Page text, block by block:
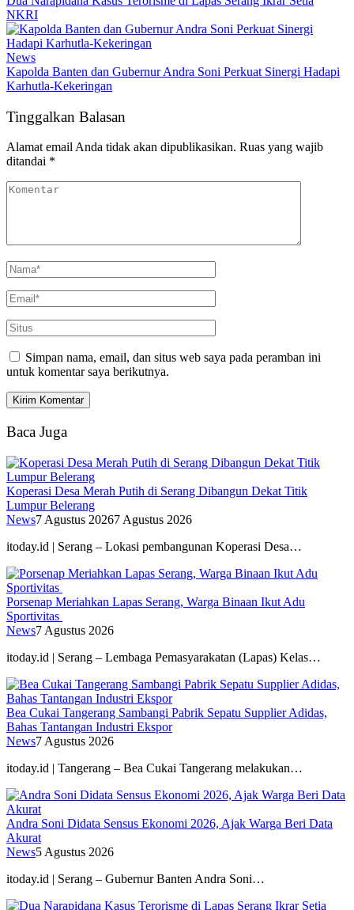
NKRI
News
Kapolda Banten dan Gubernur Andra Soni Perkuat Sinergi Hadapi
Karhutla-Kekeringan
Tinggalkan Balasan
Alamat email Anda tidak akan dipublikasikan. Ruas yang wajib
ditandai *
Simpan nama, email, dan situs web saya pada peramban ini
untuk komentar saya berikutnya.
Baca Juga
Koperasi Desa Merah Putih di Serang Dibangun Dekat Titik
Lumpur Belerang
News7 Agustus 20267 Agustus 2026
itoday.id | Serang – Lokasi pembangunan Koperasi Desa…
Porsenap Meriahkan Lapas Serang, Warga Binaan Ikut Adu
Sportivitas
News7 Agustus 2026
itoday.id | Serang – Lembaga Pemasyarakatan (Lapas) Kelas…
Bea Cukai Tangerang Sambangi Pabrik Sepatu Supplier Adidas,
Bahas Tantangan Industri Ekspor
News7 Agustus 2026
itoday.id | Tangerang – Bea Cukai Tangerang melakukan…
Andra Soni Didata Sensus Ekonomi 2026, Ajak Warga Beri Data
Akurat
News5 Agustus 2026
itoday.id | Serang – Gubernur Banten Andra Soni…